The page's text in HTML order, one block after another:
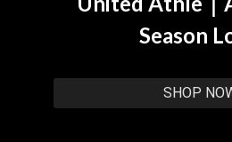
Season
SHOP